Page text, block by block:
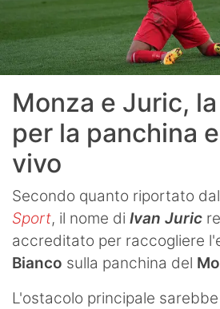
Monza e Juric,
per la panchina
vivo
Secondo quanto riportato
Sport, il nome di Ivan Juric
accreditato per raccogliere
Bianco sulla panchina del
L'ostacolo principale